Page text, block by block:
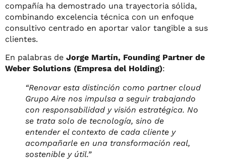
compañía ha demostrado una trayectoria sólida,
combinando excelencia técnica con un enfoque
consultivo centrado en aportar valor tangible a sus
clientes.
En palabras de Jorge Martín, Founding Partner de
Weber Solutions (Empresa del Holding):
“Renovar esta distinción como partner cloud
Grupo Aire nos impulsa a seguir trabajando
con responsabilidad y visión estratégica. No
se trata solo de tecnología, sino de
entender el contexto de cada cliente y
acompañarle en una transformación real,
sostenible y útil.”